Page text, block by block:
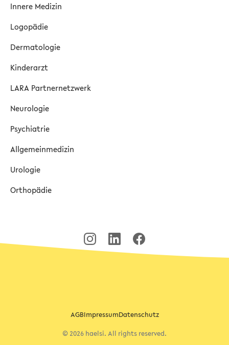
Innere Medizin
Logopädie
Dermatologie
Kinderarzt
LARA Partnernetzwerk
Neurologie
Psychiatrie
Allgemeinmedizin
Urologie
Orthopädie
© 2026 haelsi. All rights reserved.
AGBImpressumDatenschutz